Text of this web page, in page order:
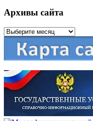
Архивы сайта
Архивы
сайта